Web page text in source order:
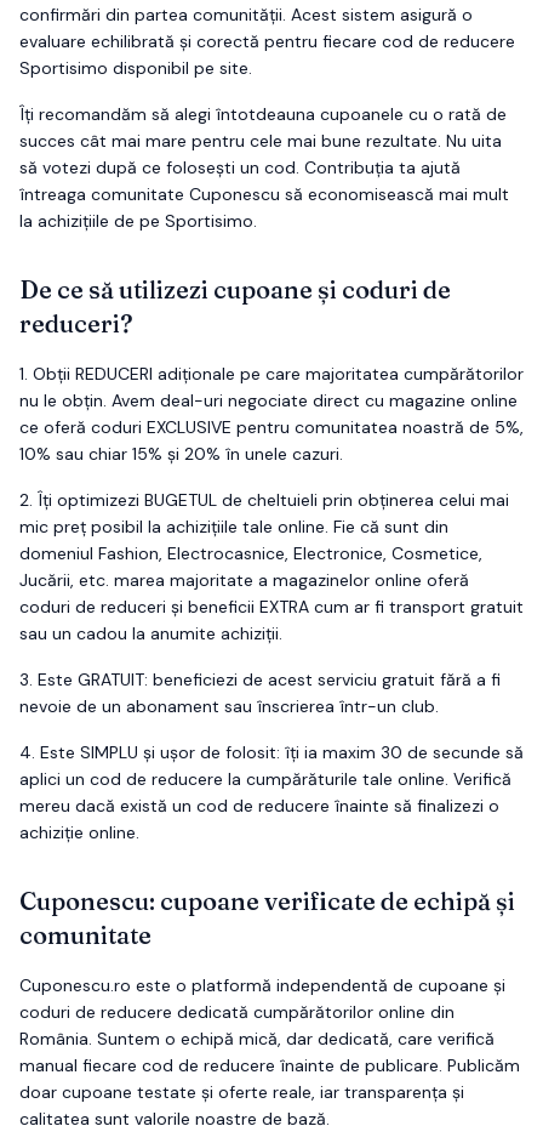
confirmări din partea comunității. Acest sistem asigură o
evaluare echilibrată și corectă pentru fiecare cod de reducere
Sportisimo disponibil pe site.
Îți recomandăm să alegi întotdeauna cupoanele cu o rată de
succes cât mai mare pentru cele mai bune rezultate. Nu uita
să votezi după ce folosești un cod. Contribuția ta ajută
întreaga comunitate Cuponescu să economisească mai mult
la achizițiile de pe Sportisimo.
De ce să utilizezi cupoane și coduri de
reduceri?
1. Obții REDUCERI adiționale pe care majoritatea cumpărătorilor
nu le obțin. Avem deal-uri negociate direct cu magazine online
ce oferă coduri EXCLUSIVE pentru comunitatea noastră de 5%,
10% sau chiar 15% și 20% în unele cazuri.
2. Îți optimizezi BUGETUL de cheltuieli prin obținerea celui mai
mic preț posibil la achizițiile tale online. Fie că sunt din
domeniul Fashion, Electrocasnice, Electronice, Cosmetice,
Jucării, etc. marea majoritate a magazinelor online oferă
coduri de reduceri și beneficii EXTRA cum ar fi transport gratuit
sau un cadou la anumite achiziții.
3. Este GRATUIT: beneficiezi de acest serviciu gratuit fără a fi
nevoie de un abonament sau înscrierea într-un club.
4. Este SIMPLU și ușor de folosit: îți ia maxim 30 de secunde să
aplici un cod de reducere la cumpărăturile tale online. Verifică
mereu dacă există un cod de reducere înainte să finalizezi o
achiziție online.
Cuponescu: cupoane verificate de echipă și
comunitate
Cuponescu.ro este o platformă independentă de cupoane și
coduri de reducere dedicată cumpărătorilor online din
România. Suntem o echipă mică, dar dedicată, care verifică
manual fiecare cod de reducere înainte de publicare. Publicăm
doar cupoane testate și oferte reale, iar transparența și
calitatea sunt valorile noastre de bază.